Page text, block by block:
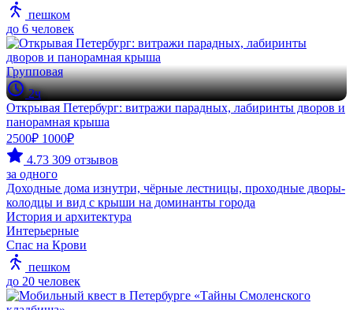
пешком
до 6 человек
Групповая
2ч
Открывая Петербург: витражи парадных, лабиринты дворов и
панорамная крыша
2500₽ 1000₽
4.73 309 отзывов
за одного
Доходные дома изнутри, чёрные лестницы, проходные дворы-
колодцы и вид с крыши на доминанты города
История и архитектура
Интерьерные
Спас на Крови
пешком
до 20 человек